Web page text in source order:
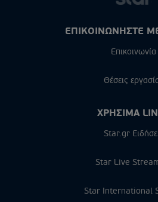
ΕΠΙΚΟΙΝΩΝΗΣΤΕ
Επικοινωνία
Θέσεις
ΧΡΗΣΙΜΑ
Star.gr
Star Live
Star International